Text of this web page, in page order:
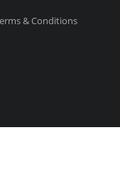
& Conditions